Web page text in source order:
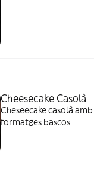
Cheesecake Casolà
Cheseecake casolà
formatges bascos